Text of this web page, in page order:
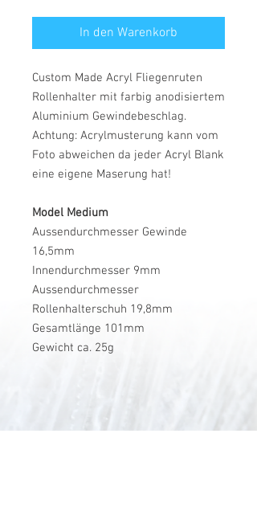
In den Warenkorb
Custom Made Acryl Fliegenruten
Rollenhalter mit farbig anodisiertem
Aluminium Gewindebeschlag.
Achtung: Acrylmusterung kann vom
Foto abweichen da jeder Acryl Blank
eine eigene Maserung hat!
Model Medium
Aussendurchmesser Gewinde
16,5mm
Innendurchmesser 9mm
Aussendurchmesser
Rollenhalterschuh 19,8mm
Gesamtlänge 101mm
Gewicht ca. 25g